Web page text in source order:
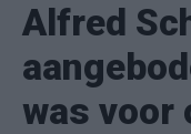
Alfred
was voor